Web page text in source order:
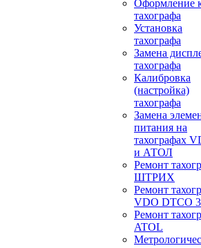
Оформление
тахографа
Установка
тахографа
Замена
тахографа
Калибровка
(настройка)
тахографа
Замена
питания на
тахографах
и АТОЛ
Ремонт
ШТРИХ
Ремонт
VDO DTCO
Ремонт
ATOL